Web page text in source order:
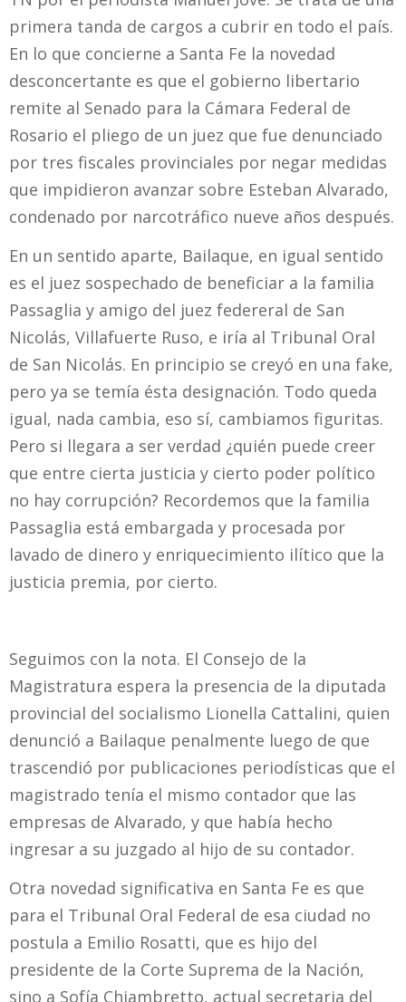
primera tanda de cargos a cubrir en todo el país.
En lo que concierne a Santa Fe la novedad
desconcertante es que el gobierno libertario
remite al Senado para la Cámara Federal de
Rosario el pliego de un juez que fue denunciado
por tres fiscales provinciales por negar medidas
que impidieron avanzar sobre Esteban Alvarado,
condenado por narcotráfico nueve años después.
En un sentido aparte, Bailaque, en igual sentido
es el juez sospechado de beneficiar a la familia
Passaglia y amigo del juez federeral de San
Nicolás, Villafuerte Ruso, e iría al Tribunal Oral
de San Nicolás. En principio se creyó en una fake,
pero ya se temía ésta designación. Todo queda
igual, nada cambia, eso sí, cambiamos figuritas.
Pero si llegara a ser verdad ¿quién puede creer
que entre cierta justicia y cierto poder político
no hay corrupción? Recordemos que la familia
Passaglia está embargada y procesada por
lavado de dinero y enriquecimiento ilítico que la
justicia premia, por cierto.
Seguimos con la nota. El Consejo de la
Magistratura espera la presencia de la diputada
provincial del socialismo Lionella Cattalini, quien
denunció a Bailaque penalmente luego de que
trascendió por publicaciones periodísticas que el
magistrado tenía el mismo contador que las
empresas de Alvarado, y que había hecho
ingresar a su juzgado al hijo de su contador.
Otra novedad significativa en Santa Fe es que
para el Tribunal Oral Federal de esa ciudad no
postula a Emilio Rosatti, que es hijo del
presidente de la Corte Suprema de la Nación,
sino a Sofía Chiambretto, actual secretaria del